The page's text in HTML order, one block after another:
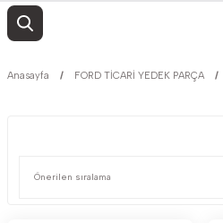
Anasayfa FORD TİCARİ YEDEK PARÇA